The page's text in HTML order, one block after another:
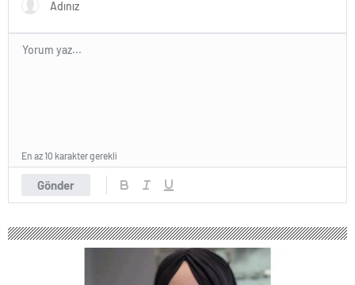
Gönder
En az 10 karakter gerekli